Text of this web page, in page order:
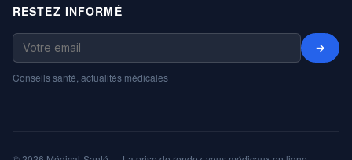
RESTEZ INFORMÉ
→
Conseils santé, actualités médicales